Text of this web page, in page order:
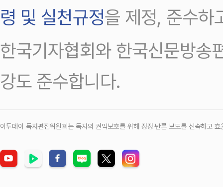
령 및 실천규정을 제정, 준수하
한국기자협회와 한국신문방송
강도 준수합니다.
이투데이 독자편집위원회는 독자의 권익보호를 위해 정정‧반론 보도를 신속하고